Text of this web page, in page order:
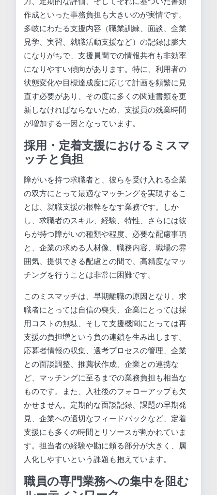
作成といった事務負担も大きいのが実情です。
多岐にわたる支援内容（職業訓練、面談、企業
見学、実習、就職活動支援など）の記録は膨大
になりがちで、支援員間での情報共有も非効率
になりやすい傾向があります。特に、利用者の
状態変化や目標達成度に応じて計画を頻繁に見
直す必要があり、その度に多くの関連書類を更
新しなければならないため、支援員の残業時間
が増加する一因となっています。
採用・定着支援におけるミスマ
ッチと負担
障がいを持つ求職者と、彼らを受け入れる企業
の双方にとって最適なマッチングを実現するこ
とは、就職支援の根幹をなす業務です。しか
し、求職者のスキル、経験、特性、さらには彼
らが持つ障がいの種類や程度、必要な配慮事項
と、企業の求める人材像、職務内容、職場の雰
囲気、提供できる配慮との間で、高精度なマッ
チングを行うことは非常に困難です。
このミスマッチは、早期離職の原因となり、求
職者にとっては自信の喪失、企業にとっては採
用コストの無駄、そして支援機関にとっては再
支援の負担増という負の連鎖を生み出します。
応募者情報の収集、選考プロセスの管理、企業
との面談調整、推薦状作成、企業との連携な
ど、マッチングに至るまでの業務負担も相当な
ものです。また、入社後のフォローアップも欠
かせません。定期的な面談記録、課題の早期発
見、企業への適切なフィードバックなど、定着
支援にも多くの時間とリソースが割かれていま
す。担当者の経験や勘に頼る部分が大きく、属
人化しやすいという課題も抱えています。
職員の専門業務への集中を阻む